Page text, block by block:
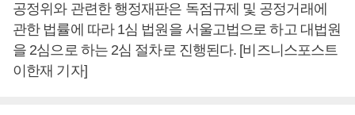
공정위와 관련한 행정재판은 독점규제 및 공정거래에
관한 법률에 따라 1심 법원을 서울고법으로 하고 대법원
을 2심으로 하는 2심 절차로 진행된다. [비즈니스포스트
이한재 기자]